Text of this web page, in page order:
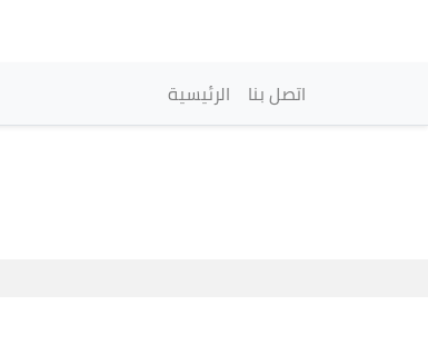
Navegación
الرئيسية اتصل بنا